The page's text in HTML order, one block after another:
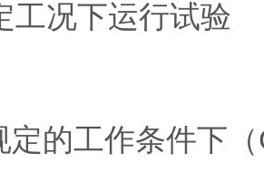
工况下运行试验
定的工作条件下